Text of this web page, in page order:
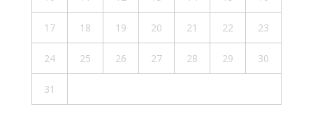
17 18 19 20 21 22 23
24 25 26 27 28 29 30
31